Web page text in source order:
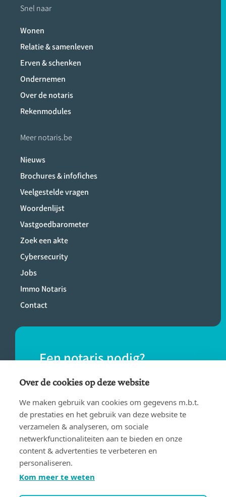
Snel naar
Wonen
Relatie & samenleven
Erven & schenken
Ondernemen
Over de notaris
Rekenmodules
Meer notaris.be
Nieuws
Brochures & infofiches
Veelgestelde vragen
Woordenlijst
Vastgoedbarometer
Zoek een akte
Cybersecurity
Jobs
Immo Notaris
Contact
Een notaris nodig?
Vind eenvoudig een notaris bij jou in de
buurt.
VIND EEN NOTARIS
Over de cookies op deze website
We maken gebruik van cookies om gegevens m.b.t.
de prestaties en het gebruik van deze website te
verzamelen & analyseren, om sociale
netwerkfunctionaliteiten aan te bieden en onze
content & advertenties te verbeteren en
personaliseren.
Kom meer te weten